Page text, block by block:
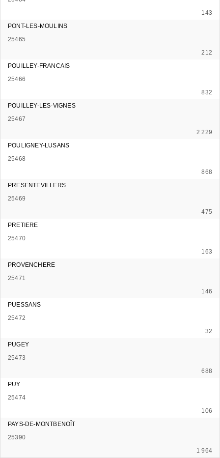
143
PONT-LES-MOULINS
25465
212
POUILLEY-FRANCAIS
25466
832
POUILLEY-LES-VIGNES
25467
2 229
POULIGNEY-LUSANS
25468
868
PRESENTEVILLERS
25469
475
PRETIERE
25470
163
PROVENCHERE
25471
146
PUESSANS
25472
32
PUGEY
25473
688
PUY
25474
106
PAYS-DE-MONTBENOÎT
25390
1 964